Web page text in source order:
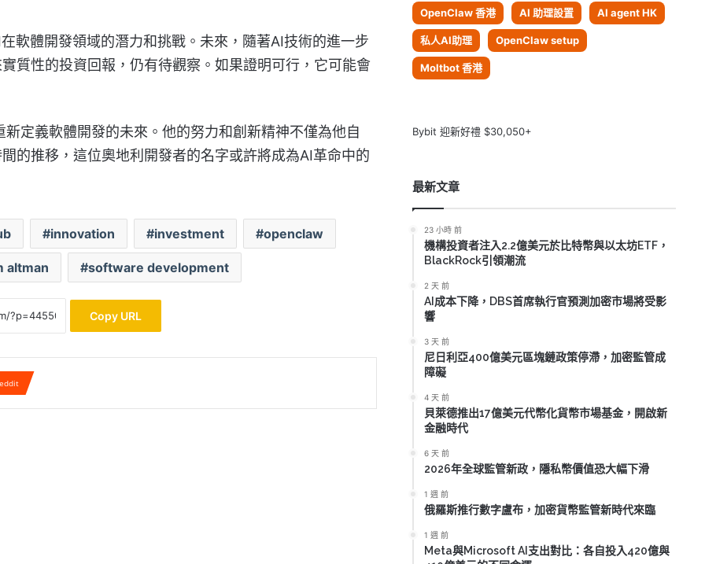
軟體開發領域的潛力和挑戰。未來，隨著AI技術的進一步
質性的投資回報，仍有待觀察。如果證明可行，它可能會
定義軟體開發的未來。他的努力和創新精神不僅為他自
的推移，這位奧地利開發者的名字或許將成為AI革命中的
innovation investment openclaw
altman software development
Copy URL
OpenClaw 香港 AI 助理設置 AI agent HK
私人AI助理 OpenClaw setup
Moltbot 香港
Bybit 迎新好禮 $30,050+
最新文章
23 小時 前
機構投資者注入2.2億美元於比特幣與以太坊ETF，
BlackRock引領潮流
2 天 前
AI成本下降，DBS首席執行官預測加密市場將受影
響
3 天 前
尼日利亞400億美元區塊鏈政策停滯，加密監管成
障礙
4 天 前
貝萊德推出17億美元代幣化貨幣市場基金，開啟新
金融時代
6 天 前
2026年全球監管新政，隱私幣價值恐大幅下滑
1 週 前
俄羅斯推行數字盧布，加密貨幣監管新時代來臨
1 週 前
Meta與Microsoft AI支出對比：各自投入420億與